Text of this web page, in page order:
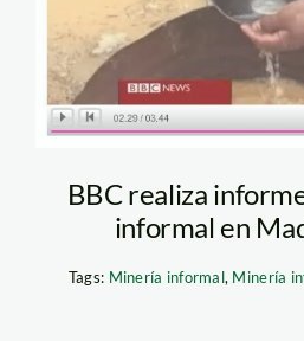
BBC realiza
informal en
Tags: Minería informal, Minería